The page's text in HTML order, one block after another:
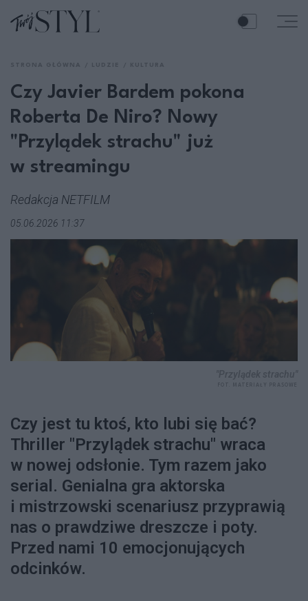
Czy Javier Bardem pokona
Roberta De Niro? Nowy
"Przylądek strachu" już
w streamingu
Redakcja NETFILM
05.06.2026 11:37
Czy jest tu ktoś, kto lubi się bać?
Thriller "Przylądek strachu" wraca
w nowej odsłonie. Tym razem jako
serial. Genialna gra aktorska
i mistrzowski scenariusz przyprawią
nas o prawdziwe dreszcze i poty.
Przed nami 10 emocjonujących
odcinków.